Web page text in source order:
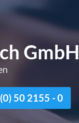
GmbH
50 2155 - 0